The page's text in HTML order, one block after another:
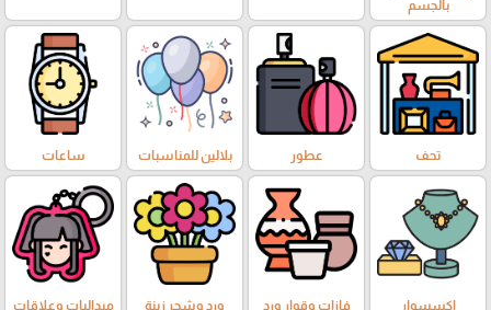
بالجسم
تحف عطور بلالين للمناسبات ساعات
اكسسوار فازات وقوار ورد ورد وشجر زينة ميداليات وعلاقات